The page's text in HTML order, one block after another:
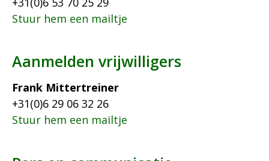
Stuur hem een mailtje
Aanmelden vrijwilligers
Frank Mittertreiner
+31(0)6 29 06 32 26
Stuur hem een mailtje